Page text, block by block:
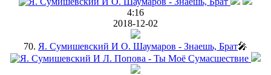
4:16
2018-12-02
70. Я. Сумишевский И О. Шаумаров - Знаешь, Брат🎤